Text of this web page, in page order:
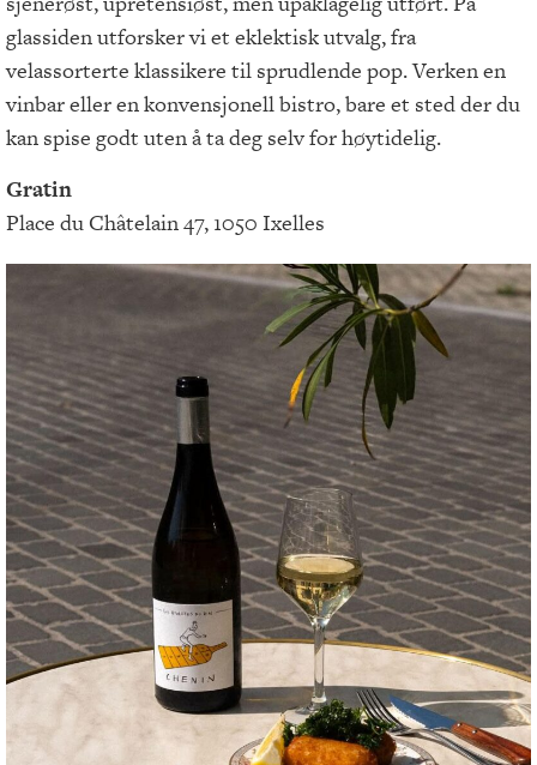
glassiden utforsker vi et eklektisk utvalg, fra
velassorterte klassikere til sprudlende pop. Verken en
vinbar eller en konvensjonell bistro, bare et sted der du
kan spise godt uten å ta deg selv for høytidelig.
Gratin
Place du Châtelain 47, 1050 Ixelles